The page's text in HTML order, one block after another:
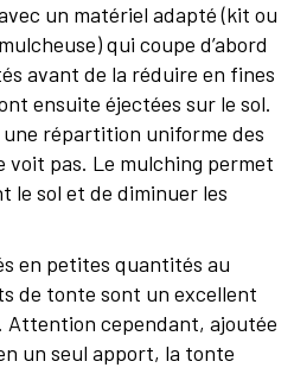
un matériel adapté (kit ou
qui coupe d’abord
avant de la réduire en fines
ensuite éjectées sur le sol.
répartition uniforme des
voit pas. Le mulching permet
le sol et de diminuer les
en petites quantités au
de tonte sont un excellent
cependant, ajoutée
un seul apport, la tonte